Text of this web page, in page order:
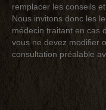
remplacer les conseils
Nous invitons donc les
médecin traitant en cas
vous ne devez modifier
consultation préalable